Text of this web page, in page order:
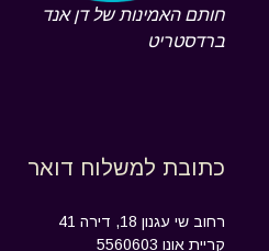
חותם האמינות של דן אנד
ברדסטריט
כתובת למשלוח דואר
רחוב שי עגנון 18, דירה 41
קריית אונו 5560603